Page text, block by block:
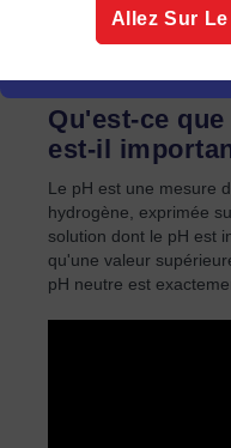
surveiller et de
critiques nécessaires
Qu'est-ce
est-il
Le pH est une mesure
hydrogène, exprimée
solution dont le pH est
qu'une valeur
pH neutre est
Allez Sur